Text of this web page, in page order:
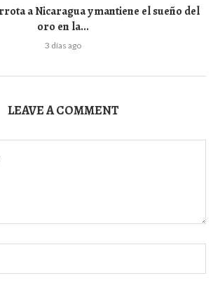
a Nicaragua y mantiene el sueño del
oro en la...
3 días ago
LEAVE A COMMENT